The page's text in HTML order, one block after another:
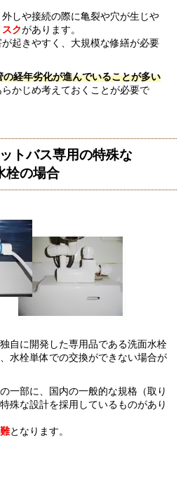
しや接続の際に亀裂や穴が生じや
クがあります。
起きやすく、大規模な修繕が必要
経年劣化が進んでいることが多い
かじめ考えておくことが必要で
トバス専用の特殊な
栓の場合
自に開発した専用品である洗面水栓
水栓単体での交換ができない場合が
一部に、国内の一般的な規格（取り
殊な設計を採用しているものがあり
となります。